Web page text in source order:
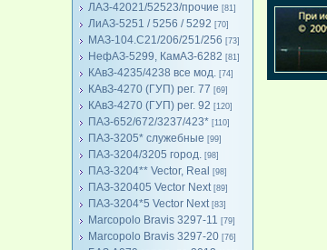
ЛАЗ-42021/52523/прочие [81]
ЛиАЗ-5251 / 5256 / 5292 [70]
МАЗ-104.C21/206/251/256 [73]
НефАЗ-5299, КамАЗ-6282 [81]
КАвЗ-4235/4238 все мод. [74]
КАвЗ-4270 (ГУП) рег. 77 [69]
КАвЗ-4270 (ГУП) рег. 92 [120]
ПАЗ-652/672/3237/423* [110]
ПАЗ-3205* служебные [99]
ПАЗ-3204/3205 город. [98]
ПАЗ-3204** Vector, Real [98]
ПАЗ-320405 Vector Next [89]
ПАЗ-3204*5 Vector Next [83]
Marcopolo Bravis 3297-11 [79]
Marcopolo Bravis 3297-20 [76]